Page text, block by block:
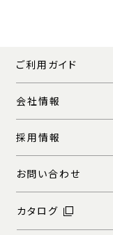
ご利用ガイド
会社情報
採用情報
お問い合わせ
カタログ